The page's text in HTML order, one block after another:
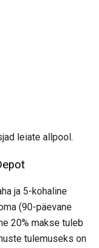
leiate allpool.
ja 5-kohaline
(90-päevane
20% makse tuleb
tulemuseks on